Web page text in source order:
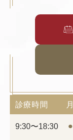
診療時間 月
9:30〜18:30 ⚫︎